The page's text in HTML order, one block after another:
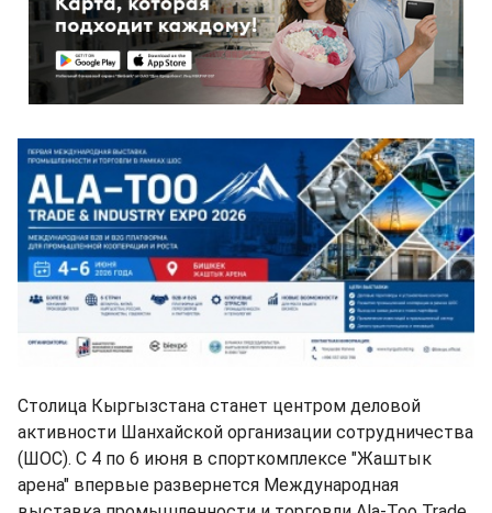
Столица Кыргызстана станет центром деловой
активности Шанхайской организации сотрудничества
(ШОС). С 4 по 6 июня в спорткомплексе "Жаштык
арена" впервые развернется Международная